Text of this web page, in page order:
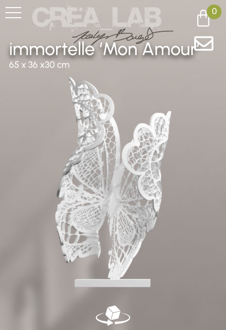
0
immortelle ‘Mon Amour’
65 x 36 x30 cm